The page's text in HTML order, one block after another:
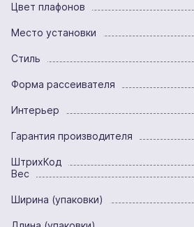
Цвет плафонов
Место установки
Стиль
Форма рассеивателя
Интерьер
Гарантия производителя
ШтрихКод
Вес
Ширина (упаковки)